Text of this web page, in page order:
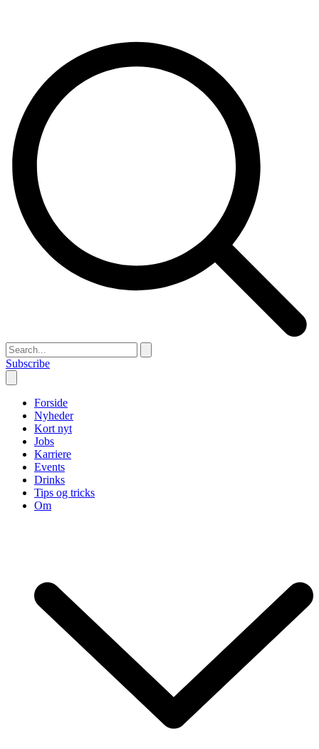
Subscribe
Forside
Nyheder
Kort nyt
Jobs
Karriere
Events
Drinks
Tips og tricks
Om